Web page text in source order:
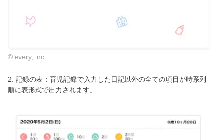
© every, Inc.
2. 記録の表：育児記録で入力した日記以外の全ての項目が時系列
順に表形式で出力されます。